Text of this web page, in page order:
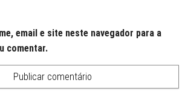
email e site neste navegador para a
comentar.